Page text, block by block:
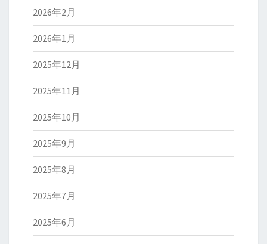
2026年2月
2026年1月
2025年12月
2025年11月
2025年10月
2025年9月
2025年8月
2025年7月
2025年6月